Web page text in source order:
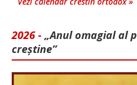
2026 - „Anul omagial al
creștine”